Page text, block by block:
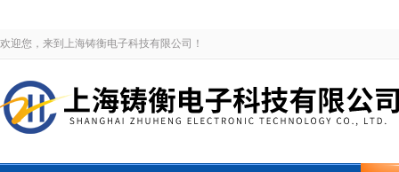
欢迎您，来到上海铸衡电子科技有限公司！